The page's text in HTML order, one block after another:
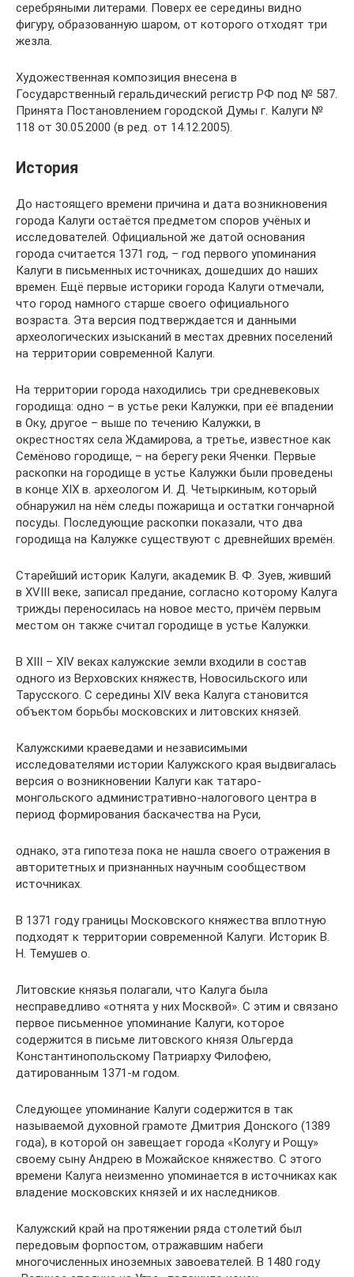
серебряными литерами. Поверх ее середины видно
фигуру, образованную шаром, от которого отходят три
жезла.
Художественная композиция внесена в
Государственный геральдический регистр РФ под № 587.
Принята Постановлением городской Думы г. Калуги №
118 от 30.05.2000 (в ред. от 14.12.2005).
История
До настоящего времени причина и дата возникновения
города Калуги остаётся предметом споров учёных и
исследователей. Официальной же датой основания
города считается 1371 год, – год первого упоминания
Калуги в письменных источниках, дошедших до наших
времен. Ещё первые историки города Калуги отмечали,
что город намного старше своего официального
возраста. Эта версия подтверждается и данными
археологических изысканий в местах древних поселений
на территории современной Калуги.
На территории города находились три средневековых
городища: одно – в устье реки Калужки, при её впадении
в Оку, другое – выше по течению Калужки, в
окрестностях села Ждамирова, а третье, известное как
Семёново городище, – на берегу реки Яченки. Первые
раскопки на городище в устье Калужки были проведены
в конце XIX в. археологом И. Д. Четыркиным, который
обнаружил на нём следы пожарища и остатки гончарной
посуды. Последующие раскопки показали, что два
городища на Калужке существуют с древнейших времён.
Старейший историк Калуги, академик В. Ф. Зуев, живший
в XVIII веке, записал предание, согласно которому Калуга
трижды переносилась на новое место, причём первым
местом он также считал городище в устье Калужки.
В XIII – XIV веках калужские земли входили в состав
одного из Верховских княжеств, Новосильского или
Тарусского. С середины XIV века Калуга становится
объектом борьбы московских и литовских князей.
Калужскими краеведами и независимыми
исследователями истории Калужского края выдвигалась
версия о возникновении Калуги как татаро-
монгольского административно-налогового центра в
период формирования баскачества на Руси,
однако, эта гипотеза пока не нашла своего отражения в
авторитетных и признанных научным сообществом
источниках.
В 1371 году границы Московского княжества вплотную
подходят к территории современной Калуги. Историк В.
Н. Темушев о.
Литовские князья полагали, что Калуга была
несправедливо «отнята у них Москвой». С этим и связано
первое письменное упоминание Калуги, которое
содержится в письме литовского князя Ольгерда
Константинопольскому Патриарху Филофею,
датированным 1371-м годом.
Следующее упоминание Калуги содержится в так
называемой духовной грамоте Дмитрия Донского (1389
года), в которой он завещает города «Колугу и Рощу»
своему сыну Андрею в Можайское княжество. С этого
времени Калуга неизменно упоминается в источниках как
владение московских князей и их наследников.
Калужский край на протяжении ряда столетий был
передовым форпостом, отражавшим набеги
многочисленных иноземных завоевателей. В 1480 году